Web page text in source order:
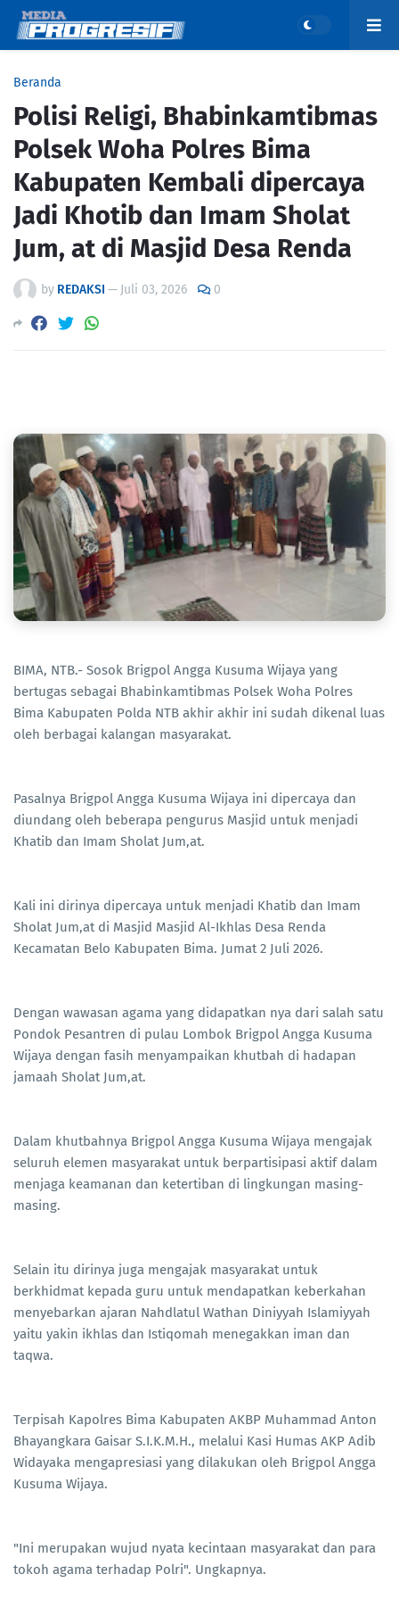
Beranda
Polisi Religi, Bhabinkamtibmas
Polsek Woha Polres Bima
Kabupaten Kembali dipercaya
Jadi Khotib dan Imam Sholat
Jum, at di Masjid Desa Renda
by REDAKSI — Juli 03, 2026 0
BIMA, NTB.- Sosok Brigpol Angga Kusuma Wijaya yang
bertugas sebagai Bhabinkamtibmas Polsek Woha Polres
Bima Kabupaten Polda NTB akhir akhir ini sudah dikenal luas
oleh berbagai kalangan masyarakat.
Pasalnya Brigpol Angga Kusuma Wijaya ini dipercaya dan
diundang oleh beberapa pengurus Masjid untuk menjadi
Khatib dan Imam Sholat Jum,at.
Kali ini dirinya dipercaya untuk menjadi Khatib dan Imam
Sholat Jum,at di Masjid Masjid Al-Ikhlas Desa Renda
Kecamatan Belo Kabupaten Bima. Jumat 2 Juli 2026.
Dengan wawasan agama yang didapatkan nya dari salah satu
Pondok Pesantren di pulau Lombok Brigpol Angga Kusuma
Wijaya dengan fasih menyampaikan khutbah di hadapan
jamaah Sholat Jum,at.
Dalam khutbahnya Brigpol Angga Kusuma Wijaya mengajak
seluruh elemen masyarakat untuk berpartisipasi aktif dalam
menjaga keamanan dan ketertiban di lingkungan masing-
masing.
Selain itu dirinya juga mengajak masyarakat untuk
berkhidmat kepada guru untuk mendapatkan keberkahan
menyebarkan ajaran Nahdlatul Wathan Diniyyah Islamiyyah
yaitu yakin ikhlas dan Istiqomah menegakkan iman dan
taqwa.
Terpisah Kapolres Bima Kabupaten AKBP Muhammad Anton
Bhayangkara Gaisar S.I.K.M.H., melalui Kasi Humas AKP Adib
Widayaka mengapresiasi yang dilakukan oleh Brigpol Angga
Kusuma Wijaya.
"Ini merupakan wujud nyata kecintaan masyarakat dan para
tokoh agama terhadap Polri". Ungkapnya.